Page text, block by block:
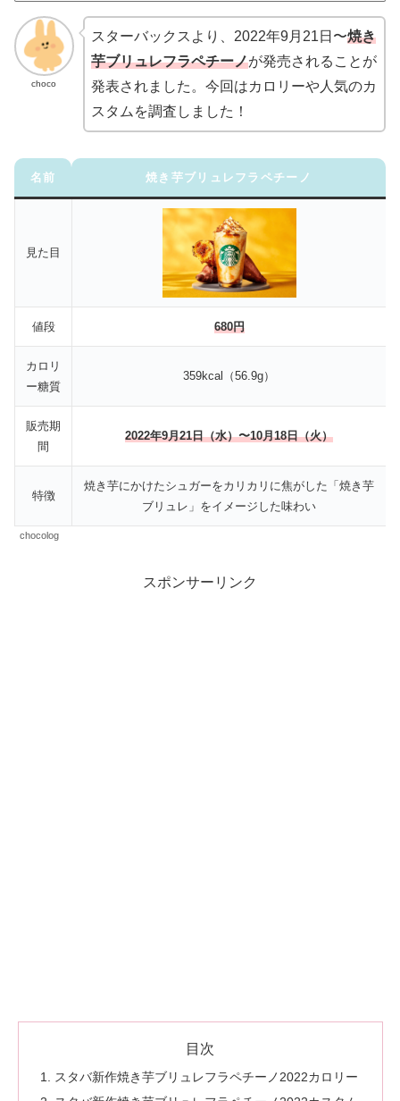
choco
スターバックスより、2022年9月21日〜焼き
芋ブリュレフラペチーノが発売されることが
発表されました。今回はカロリーや人気のカ
スタムを調査しました！
名前 焼き芋ブリュレフラペチーノ
見た目
値段 680円
カロリ
ー糖質
359kcal（56.9g）
販売期
間
2022年9月21日（水）〜10月18日（火）
特徴
焼き芋にかけたシュガーをカリカリに焦がした「焼き芋
ブリュレ」をイメージした味わい
chocolog
スポンサーリンク
目次
スタバ新作焼き芋ブリュレフラペチーノ2022カロリー